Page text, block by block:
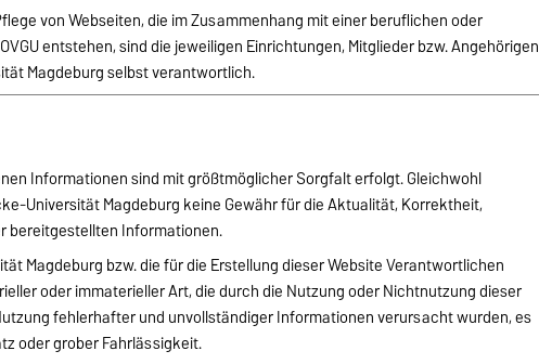
von Webseiten, die im Zusammenhang mit einer beruflichen oder
entstehen, sind die jeweiligen Einrichtungen, Mitglieder bzw. Angehörigen
Magdeburg selbst verantwortlich.
Informationen sind mit größtmöglicher Sorgfalt erfolgt. Gleichwohl
Universität Magdeburg keine Gewähr für die Aktualität, Korrektheit,
bereitgestellten Informationen.
Magdeburg bzw. die für die Erstellung dieser Website Verantwortlichen
oder immaterieller Art, die durch die Nutzung oder Nichtnutzung dieser
fehlerhafter und unvollständiger Informationen verursacht wurden, es
oder grober Fahrlässigkeit.